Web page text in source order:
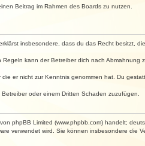
Beitrag im Rahmen des Boards zu nutzen.
insbesondere, dass du das Recht besitzt,
kann der Betreiber dich nach Abmahnung
er nicht zur Kenntnis genommen hat. Du
oder einem Dritten Schaden zuzufügen.
phpBB Limited (www.phpbb.com) handelt;
verwendet wird. Sie können insbesondere die